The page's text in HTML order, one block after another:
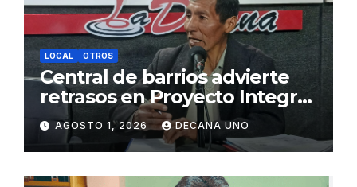
LOCAL OTROS
Central de barrios advierte
retrasos en Proyecto Integral
de Agua y Alcantarillado para
Juliaca
AGOSTO 1, 2026 DECANA UNO